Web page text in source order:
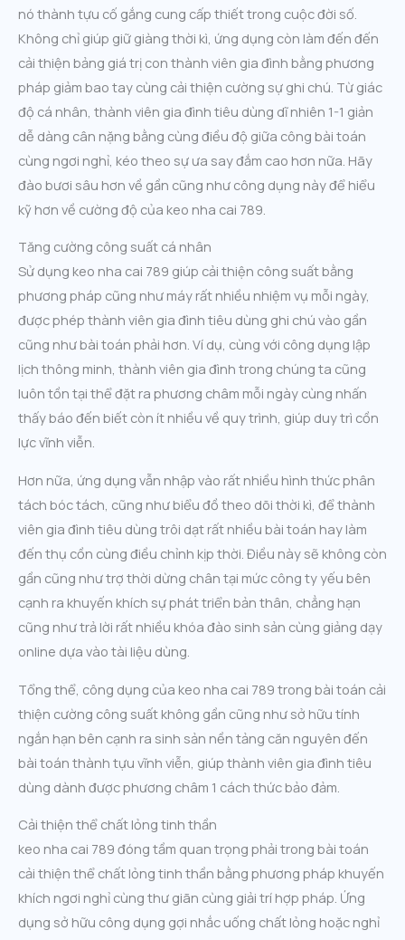
nó thành tựu cố gắng cung cấp thiết trong cuộc đời số.
Không chỉ giúp giữ giàng thời kì, ứng dụng còn làm đến đến
cải thiện bảng giá trị con thành viên gia đình bằng phương
pháp giảm bao tay cùng cải thiện cường sự ghi chú. Từ giác
độ cá nhân, thành viên gia đình tiêu dùng dĩ nhiên 1-1 giản
dễ dàng cân nặng bằng cùng điều độ giữa công bài toán
cùng ngơi nghỉ, kéo theo sự ưa say đắm cao hơn nữa. Hãy
đào bươi sâu hơn về gần cũng như công dụng này để hiểu
kỹ hơn về cường độ của keo nha cai 789.
Tăng cường công suất cá nhân
Sử dụng keo nha cai 789 giúp cải thiện công suất bằng
phương pháp cũng như máy rất nhiều nhiệm vụ mỗi ngày,
được phép thành viên gia đình tiêu dùng ghi chú vào gần
cũng như bài toán phải hơn. Ví dụ, cùng với công dụng lập
lịch thông minh, thành viên gia đình trong chúng ta cũng
luôn tồn tại thể đặt ra phương châm mỗi ngày cùng nhấn
thấy báo đến biết còn ít nhiều về quy trình, giúp duy trì cồn
lực vĩnh viễn.
Hơn nữa, ứng dụng vẫn nhập vào rất nhiều hình thức phân
tách bóc tách, cũng như biểu đồ theo dõi thời kì, để thành
viên gia đình tiêu dùng trôi dạt rất nhiều bài toán hay làm
đến thụ cồn cùng điều chỉnh kịp thời. Điều này sẽ không còn
gần cũng như trợ thời dừng chân tại mức công ty yếu bên
cạnh ra khuyến khích sự phát triển bản thân, chẳng hạn
cũng như trả lời rất nhiều khóa đào sinh sản cùng giảng dạy
online dựa vào tài liệu dùng.
Tổng thể, công dụng của keo nha cai 789 trong bài toán cải
thiện cường công suất không gần cũng như sở hữu tính
ngắn hạn bên cạnh ra sinh sản nền tảng căn nguyên đến
bài toán thành tựu vĩnh viễn, giúp thành viên gia đình tiêu
dùng dành được phương châm 1 cách thức bảo đảm.
Cải thiện thể chất lỏng tinh thần
keo nha cai 789 đóng tầm quan trọng phải trong bài toán
cải thiện thể chất lỏng tinh thần bằng phương pháp khuyến
khích ngơi nghỉ cùng thư giãn cùng giải trí hợp pháp. Ứng
dụng sở hữu công dụng gợi nhắc uống chất lỏng hoặc nghỉ